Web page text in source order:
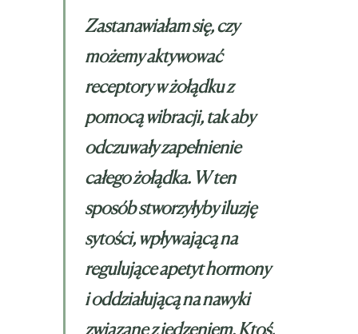
Zastanawiałam się, czy
możemy aktywować
receptory w żołądku z
pomocą wibracji, tak aby
odczuwały zapełnienie
całego żołądka. W ten
sposób stworzyłyby iluzję
sytości, wpływającą na
regulujące apetyt hormony
i oddziałującą na nawyki
związane z jedzeniem. Ktoś,